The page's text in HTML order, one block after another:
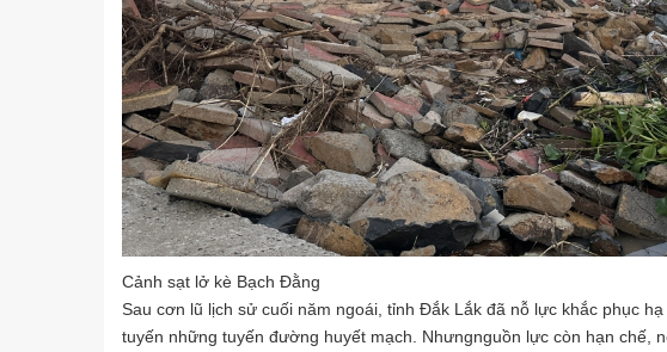
Cảnh sạt lở kè Bạch Đằng
Sau cơn lũ lịch sử cuối năm ngoái, tỉnh Đắk Lắk đã nỗ lực khắc phục
tuyến những tuyến đường huyết mạch. Nhưngnguồn lực còn hạn chế,